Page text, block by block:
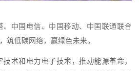
、中国电信、中国移动、中国联通联合
筑低碳网络，赢绿色未来。
术和电力电子技术，推动能源革命，